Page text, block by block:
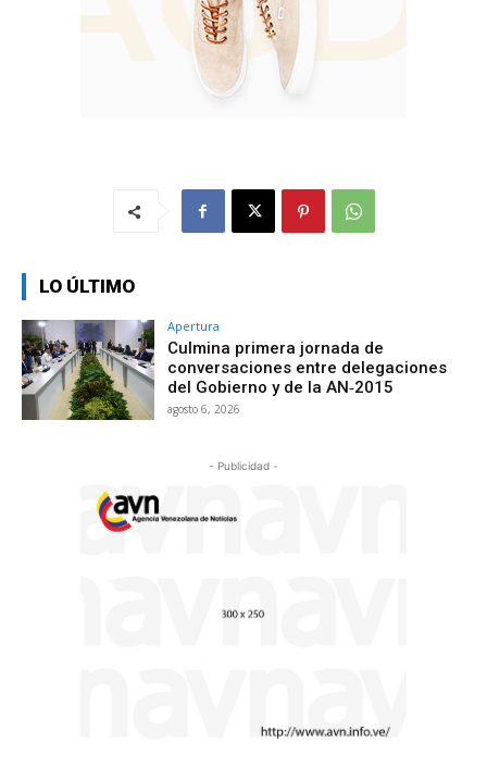
LO ÚLTIMO
Apertura
Culmina primera jornada de
conversaciones entre delegaciones
del Gobierno y de la AN‑2015
agosto 6, 2026
- Publicidad -